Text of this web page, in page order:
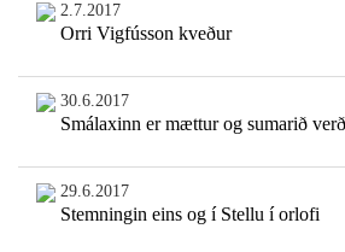
2.7.2017
Orri Vigfússon kveður
30.6.2017
Smálaxinn er mættur og sumarið
29.6.2017
Stemningin eins og í Stellu í orlofi